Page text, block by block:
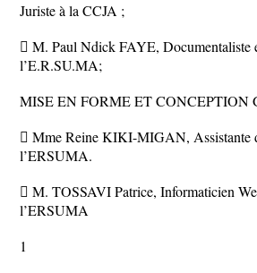
Juriste à la CCJA ;
 M. Paul Ndick FAYE, Documentaliste
l’E.R.SU.MA;
MISE EN FORME ET CONCEPTION
 Mme Reine KIKI-MIGAN, Assistante
l’ERSUMA.
 M. TOSSAVI Patrice, Informaticien
l’ERSUMA
1